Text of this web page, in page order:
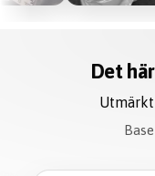
Det
Utmärkt